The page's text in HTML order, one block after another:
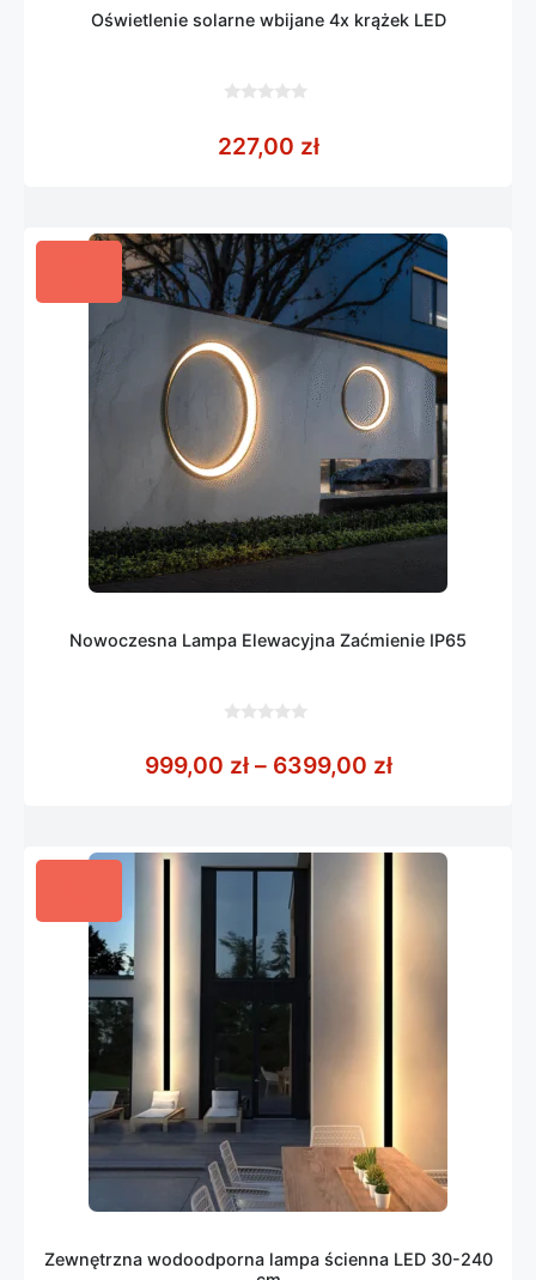
Oświetlenie solarne wbijane 4x krążek LED
5
227,00 zł
Nowoczesna Lampa Elewacyjna Zaćmienie IP65
5
999,00 zł – 6399,00 złZakres cen:
Zewnętrzna wodoodporna lampa ścienna LED 30-240